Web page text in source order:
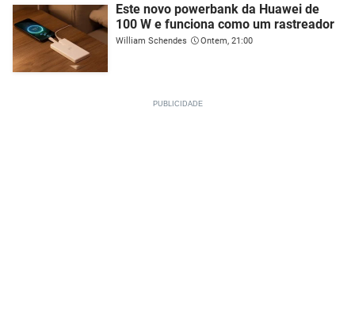
Este novo powerbank da Huawei de
100 W e funciona como um rastreador
William Schendes Ontem, 21:00